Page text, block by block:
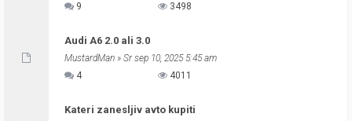
9
3498
Audi A6 2.0 ali 3.0
MustardMan » Sr sep 10, 2025 5:45 am
4
4011
Kateri zanesljiv avto kupiti